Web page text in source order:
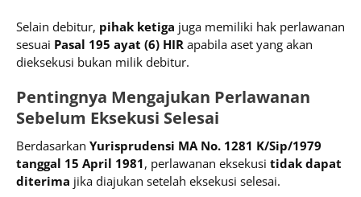
Selain debitur, pihak ketiga juga memiliki hak perlawanan
sesuai Pasal 195 ayat (6) HIR apabila aset yang akan
dieksekusi bukan milik debitur.
Pentingnya Mengajukan Perlawanan
Sebelum Eksekusi Selesai
Berdasarkan Yurisprudensi MA No. 1281 K/Sip/1979
tanggal 15 April 1981, perlawanan eksekusi tidak dapat
diterima jika diajukan setelah eksekusi selesai.